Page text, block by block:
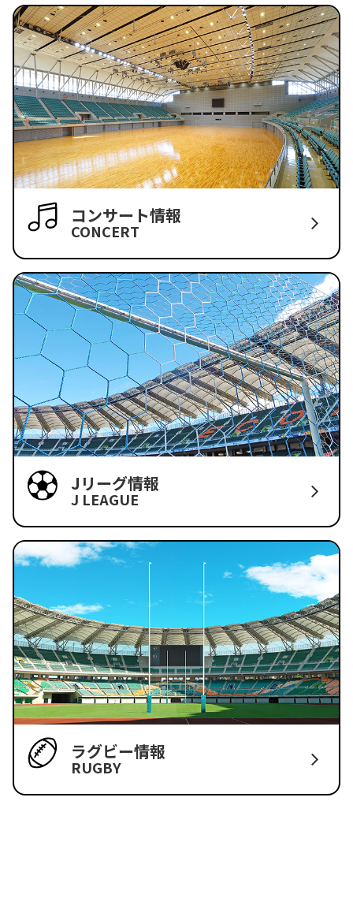
コンサート情報
CONCERT
Jリーグ情報
J LEAGUE
ラグビー情報
RUGBY